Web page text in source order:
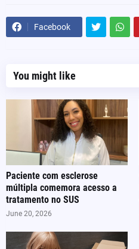
Facebook
You might like
Paciente com esclerose
múltipla comemora acesso a
tratamento no SUS
June 20, 2026